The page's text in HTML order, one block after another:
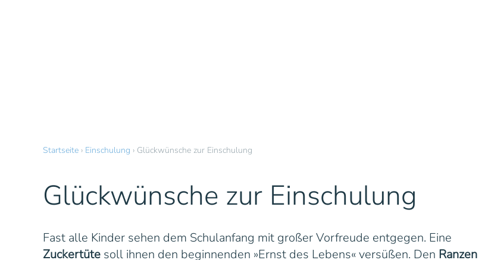
Startseite › Einschulung › Glückwünsche zur Einschulung
Glückwünsche zur Einschulung
Fast alle Kinder sehen dem Schulanfang mit großer Vorfreude entgegen. Eine
Zuckertüte soll ihnen den beginnenden »Ernst des Lebens« versüßen. Den Ranzen